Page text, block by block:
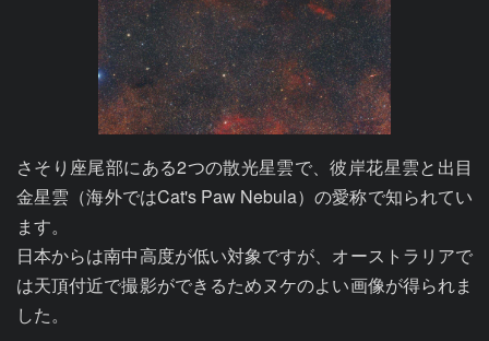
さそり座尾部にある2つの散光星雲で、彼岸花星雲と出目
金星雲（海外ではCat's Paw Nebula）の愛称で知られてい
ます。
日本からは南中高度が低い対象ですが、オーストラリアで
は天頂付近で撮影ができるためヌケのよい画像が得られま
した。